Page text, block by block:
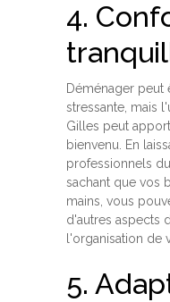
4.
Déménager peut
stressante, mais
Gilles peut
bienvenu. En
professionnels
sachant que vos
mains, vous
d'autres aspects
l'organisation de
5.